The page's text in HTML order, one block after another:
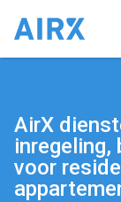
AirX
voor